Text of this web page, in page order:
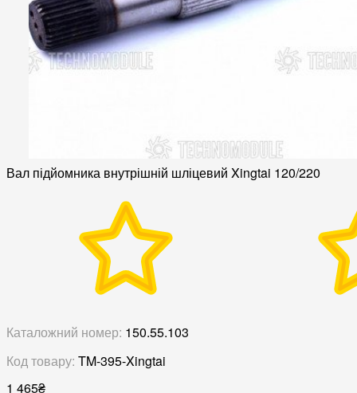
Вал підйомника внутрішній шліцевий Xingtai 120/220
Каталожний номер: 150.55.103
Код товару: TM-395-Xingtai
1 465₴